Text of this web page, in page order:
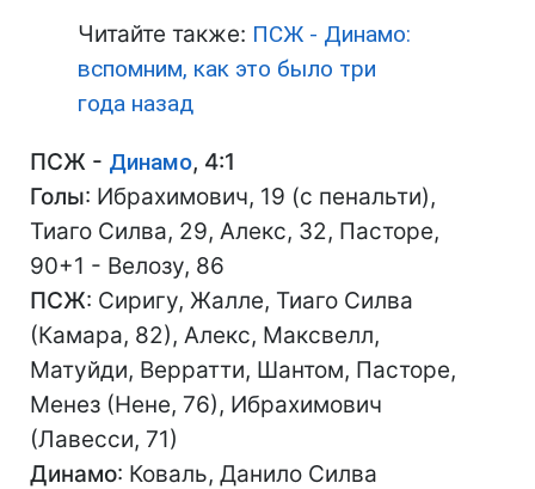
Читайте также: ПСЖ - Динамо:
вспомним, как это было три
года назад
ПСЖ - Динамо, 4:1
Голы: Ибрахимович, 19 (с пенальти),
Тиаго Силва, 29, Алекс, 32, Пасторе,
90+1 - Велозу, 86
ПСЖ: Сиригу, Жалле, Тиаго Силва
(Камара, 82), Алекс, Максвелл,
Матуйди, Верратти, Шантом, Пасторе,
Менез (Нене, 76), Ибрахимович
(Лавесси, 71)
Динамо: Коваль, Данило Силва